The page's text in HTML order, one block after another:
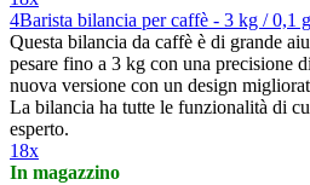
4Barista bilancia per caffè - 3 kg / 0,1 g
Questa bilancia da caffè è di grande
pesare fino a 3 kg con una precisione
nuova versione con un design
La bilancia ha tutte le funzionalità di
esperto.
18x
In magazzino